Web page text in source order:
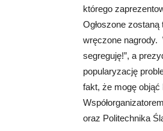
którego
Ogłoszone
wręczone nagrody.
segreguję!”, a
popularyzację
fakt, że mogę objąć
oraz Politechnika